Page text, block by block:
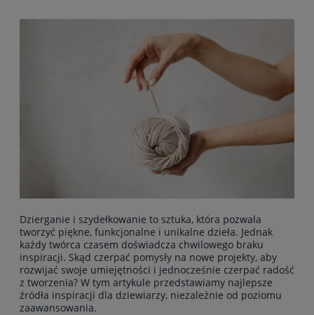
Dzierganie i szydełkowanie to sztuka, która pozwala
tworzyć piękne, funkcjonalne i unikalne dzieła. Jednak
każdy twórca czasem doświadcza chwilowego braku
inspiracji. Skąd czerpać pomysły na nowe projekty, aby
rozwijać swoje umiejętności i jednocześnie czerpać radość
z tworzenia? W tym artykule przedstawiamy najlepsze
źródła inspiracji dla dziewiarzy, niezależnie od poziomu
zaawansowania.